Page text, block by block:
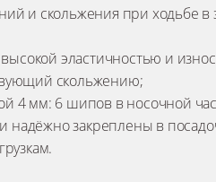
и скольжения при ходьбе в
эластичностью и
скольжению;
4 мм: 6 шипов в носочной
закреплены в